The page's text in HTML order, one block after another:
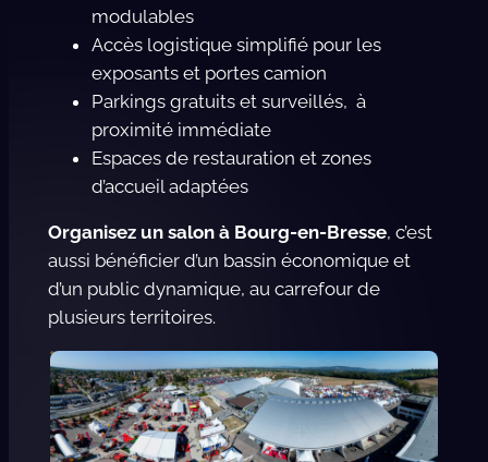
modulables
Accès logistique simplifié pour les
exposants et portes camion
Parkings gratuits et surveillés, à
proximité immédiate
Espaces de restauration et zones
d’accueil adaptées
Organisez un salon à Bourg-en-Bresse, c’est
aussi bénéficier d’un bassin économique et
d’un public dynamique, au carrefour de
plusieurs territoires.